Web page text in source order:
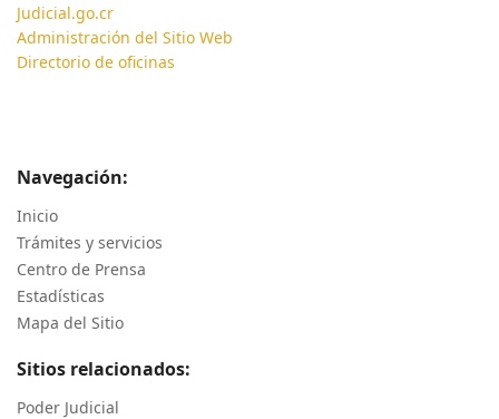
Judicial.go.cr
Administración del Sitio Web
Directorio de oficinas
Navegación:
Inicio
Trámites y servicios
Centro de Prensa
Estadísticas
Mapa del Sitio
Sitios relacionados:
Poder Judicial